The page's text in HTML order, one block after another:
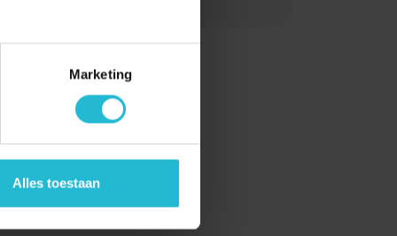
Marketing
Alles toestaan
omtrent glasvezel.